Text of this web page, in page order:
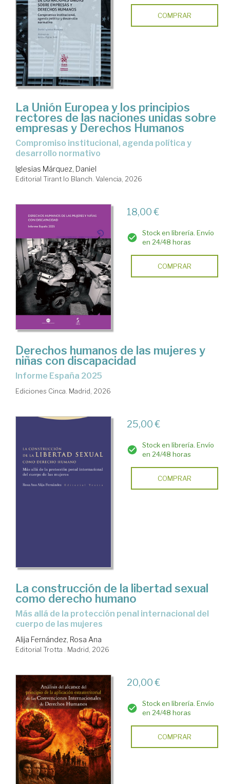
COMPRAR
La Unión Europea y los principios
rectores de las naciones unidas sobre
empresas y Derechos Humanos
Compromiso institucional, agenda política y
desarrollo normativo
Iglesias Márquez, Daniel
Editorial Tirant lo Blanch. Valencia, 2026
18,00 €
Stock en librería. Envío
en 24/48 horas
COMPRAR
Derechos humanos de las mujeres y
niñas con discapacidad
Informe España 2025
Ediciones Cinca. Madrid, 2026
25,00 €
Stock en librería. Envío
en 24/48 horas
COMPRAR
La construcción de la libertad sexual
como derecho humano
Más allá de la protección penal internacional del
cuerpo de las mujeres
Alija Fernández, Rosa Ana
Editorial Trotta . Madrid, 2026
20,00 €
Stock en librería. Envío
en 24/48 horas
COMPRAR